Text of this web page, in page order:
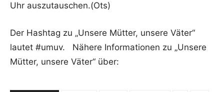
Uhr auszutauschen.(Ots)
Der Hashtag zu „Unsere Mütter, unsere Väter“
lautet #umuv. Nähere Informationen zu „Unsere
Mütter, unsere Väter“ über: